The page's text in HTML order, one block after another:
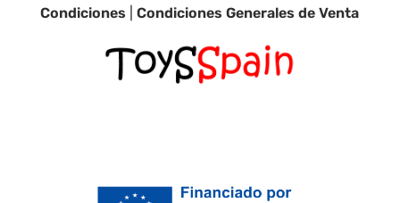
Condiciones |Condiciones Generales de Venta